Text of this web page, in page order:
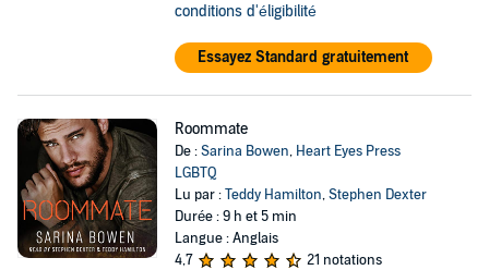
conditions d'éligibilité
Essayez Standard gratuitement
Roommate
De :Sarina Bowen, Heart Eyes Press
LGBTQ
Lu par :Teddy Hamilton,Stephen Dexter
Durée : 9 h et 5 min
Langue : Anglais
4,7
21 notations